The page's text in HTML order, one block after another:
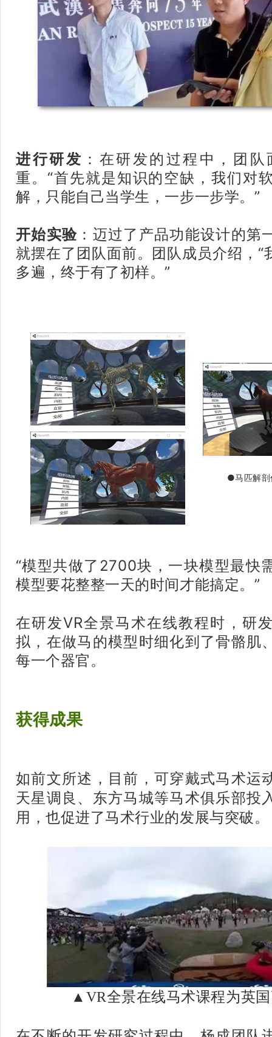
进行研发 ：在研发的过程中，团
重。“首先就是知识的空缺，我们对
解，只能自己当学生，一步一步学。”
开始实验 ：迈过了产品功能设计的第
就摆在了团队面前。团队成员介绍，“
多遍，终于有了初样。”
●马匹解剖
“模型共做了2700块，一块模型最快
模型要花整整一天的时间才能搞定。”
在研发VR全景马术在线教程时，研
拟，在做马的模型时细化到了骨骼肌
每一个器官。
获得成果
如前文所述，目前，可穿戴式马术运
天星调良、东方马城等马术俱乐部投
用，也促进了马术行业的发展与突破。
▲VR全景在线马术课程为英